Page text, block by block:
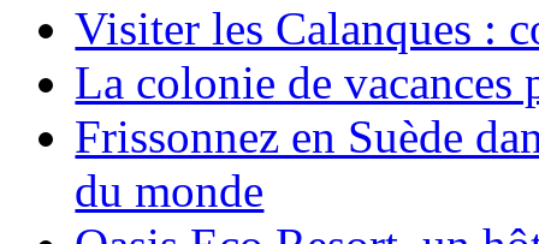
Visiter les Calanques :
La colonie de vacances
Frissonnez en Suède
du monde